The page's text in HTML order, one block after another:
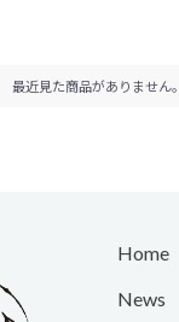
最近見た商品がありません。
Home
News